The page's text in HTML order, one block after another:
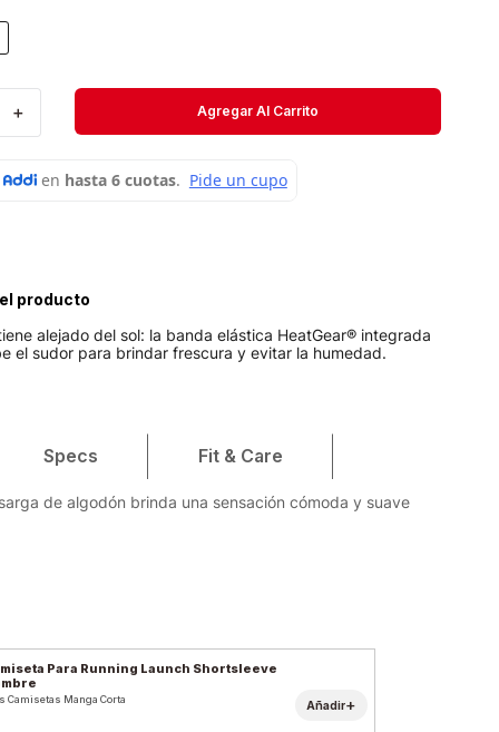
＋ Agregar Al Carrito
producto
alejado del sol: la banda elástica HeatGear® integrada
el sudor para brindar frescura y evitar la humedad.
Specs Fit & Care
de algodón brinda una sensación cómoda y suave
Para Running Launch Shortsleeve
Camisetas Manga Corta Añadir+